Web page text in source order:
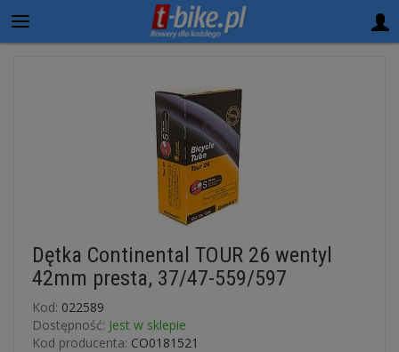
Dętka Continental TOUR 26 wentyl
42mm presta, 37/47-559/597
Kod: 022589
Dostępność: Jest w sklepie
Kod producenta: CO0181521